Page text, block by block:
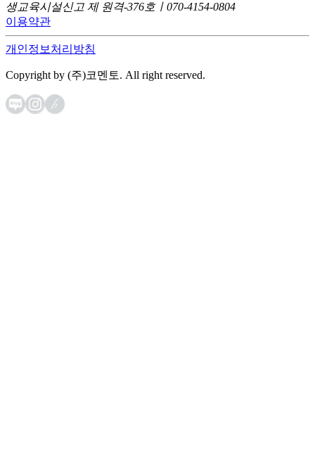
생교육시설신고 제 원격-376호ㅣ070-4154-0804
이용약관
개인정보처리방침
Copyright by (주)코멘토. All right reserved.